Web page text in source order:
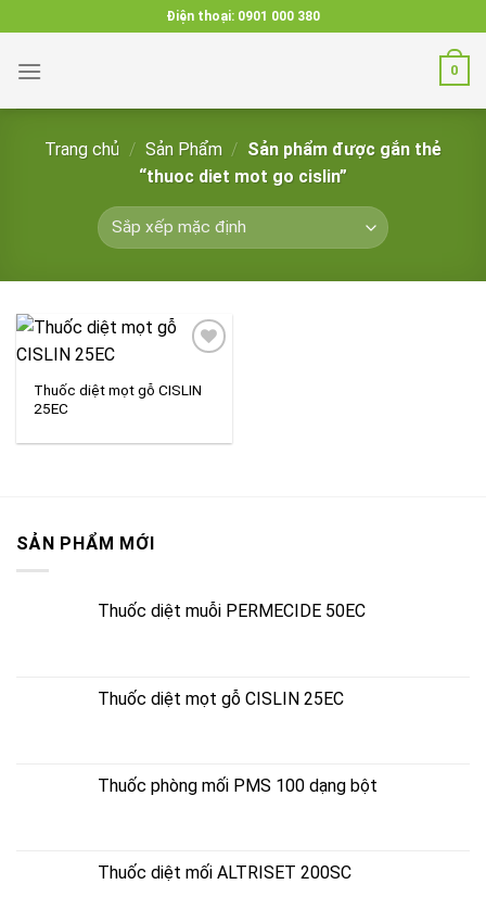
to
content
Điện thoại: 0901 000 380
0
Trang chủ / Sản Phẩm / Sản phẩm được gắn thẻ
“thuoc diet mot go cislin”
Thuốc diệt mọt gỗ CISLIN
25EC
SẢN PHẨM MỚI
Thuốc diệt muỗi PERMECIDE 50EC
Thuốc diệt mọt gỗ CISLIN 25EC
Thuốc phòng mối PMS 100 dạng bột
Thuốc diệt mối ALTRISET 200SC